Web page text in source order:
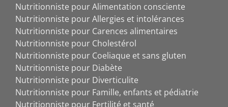
Nutritionniste pour Alimentation consciente
Nutritionniste pour Allergies et intolérances
Nutritionniste pour Carences alimentaires
Nutritionniste pour Cholestérol
Nutritionniste pour Coeliaque et sans gluten
Nutritionniste pour Diabète
Nutritionniste pour Diverticulite
Nutritionniste pour Famille, enfants et pédiatrie
Nutritionniste pour Fertilité et santé